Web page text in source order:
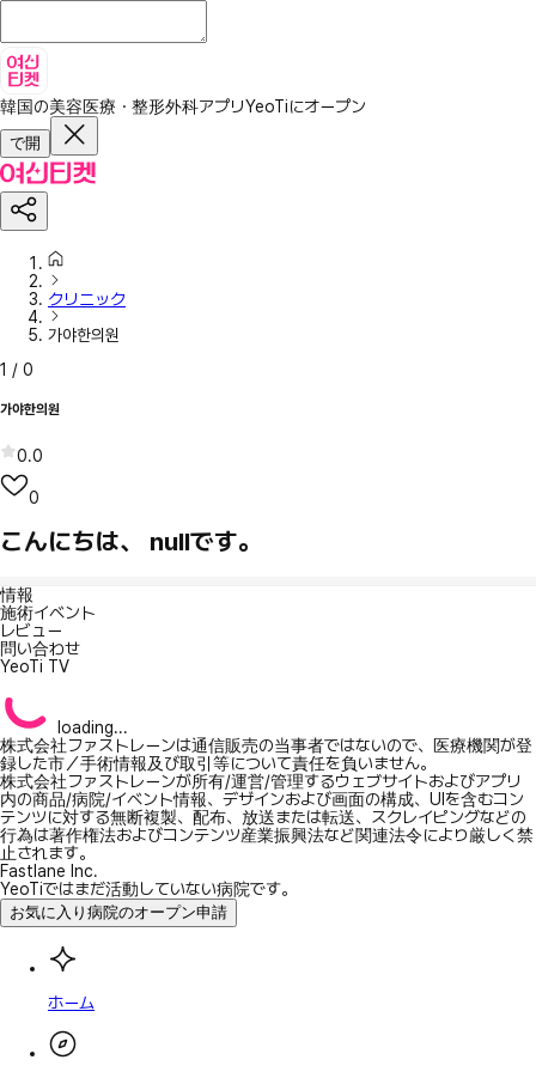
韓国の美容医療・整形外科アプリYeoTiにオープン
で開
クリニック
가야한의원
1 / 0
가야한의원
0.0
0
こんにちは、 nullです。
情報
施術イベント
レビュー
問い合わせ
YeoTi TV
loading...
株式会社ファストレーンは通信販売の当事者ではないので、医療機関が登
録した市／手術情報及び取引等について責任を負いません。
株式会社ファストレーンが所有/運営/管理するウェブサイトおよびアプリ
内の商品/病院/イベント情報、デザインおよび画面の構成、UIを含むコン
テンツに対する無断複製、配布、放送または転送、スクレイピングなどの
行為は著作権法およびコンテンツ産業振興法など関連法令により厳しく禁
止されます。
Fastlane Inc.
YeoTiではまだ活動していない病院です。
お気に入り病院のオープン申請
ホーム